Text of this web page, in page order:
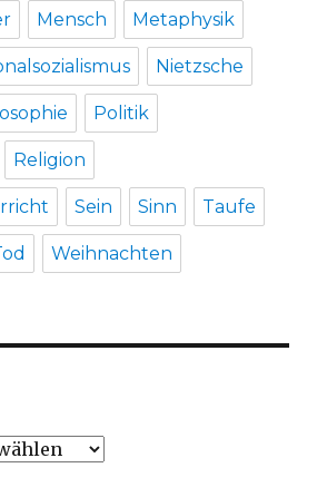
Mensch Metaphysik
Nietzsche
Politik
Religion
Sein Sinn Taufe
Weihnachten